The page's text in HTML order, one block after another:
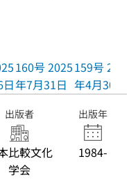
160号 2025
年7月31日
159号 2025
年4月30日
出版者
比較文化
学会
出版年
1984-